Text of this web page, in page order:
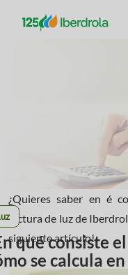
qué consiste
se calcula
¿Quieres saber en é
factura de luz de
siguiente artículo!